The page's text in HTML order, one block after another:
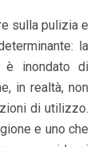
sulla pulizia e
la
è inondato di
in realtà, non
di utilizzo.
e uno che